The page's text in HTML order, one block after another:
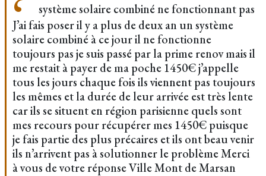
système solaire combiné ne fonctionnant pas
J’ai fais poser il y a plus de deux an un système
solaire combiné à ce jour il ne fonctionne
toujours pas je suis passé par la prime renov mais il
me restait à payer de ma poche 1450€ j’appelle
tous les jours chaque fois ils viennent pas toujours
les mêmes et la durée de leur arrivée est très lente
car ils se situent en région parisienne quels sont
mes recours pour récupérer mes 1450€ puisque
je fais partie des plus précaires et ils ont beau venir
ils n’arrivent pas à solutionner le problème Merci
à vous de votre réponse Ville Mont de Marsan